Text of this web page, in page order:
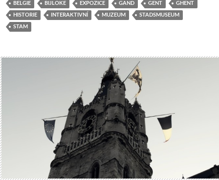
BELGIE BIJLOKE EXPOZICE GAND GENT GHENT
HISTORIE INTERAKTIVNÍ MUZEUM STADSMUSEUM
STAM